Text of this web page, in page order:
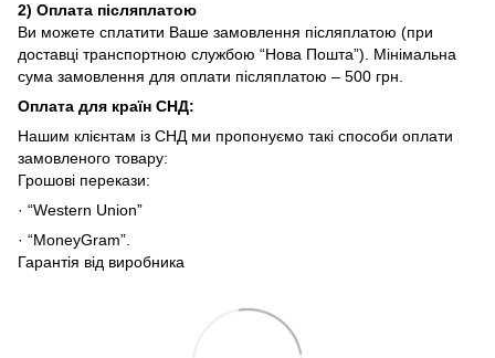
2) Оплата післяплатою
Ви можете сплатити Ваше замовлення післяплатою (при
доставці транспортною службою “Нова Пошта”). Мінімальна
сума замовлення для оплати післяплатою – 500 грн.
Оплата для країн СНД:
Нашим клієнтам із СНД ми пропонуємо такі способи оплати
замовленого товару:
Грошові перекази:
· “Western Union”
· “MoneyGram”.
Гарантія від виробника